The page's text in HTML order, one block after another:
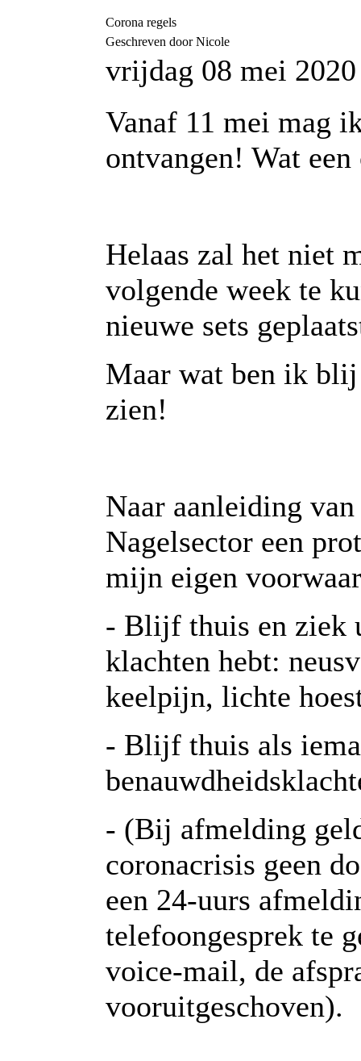
Corona regels
Geschreven door Nicole
vrijdag 08 mei
Vanaf 11 mei mag
ontvangen! Wat
Helaas zal het niet
volgende week te
nieuwe sets
Maar wat ben ik blij
zien!
Naar aanleiding
Nagelsector een
mijn eigen
- Blijf thuis en ziek
klachten hebt:
keelpijn, lichte
- Blijf thuis als
- (Bij afmelding
coronacrisis geen
een 24-uurs
telefoongesprek te
voice-mail, de
vooruitgeschoven).